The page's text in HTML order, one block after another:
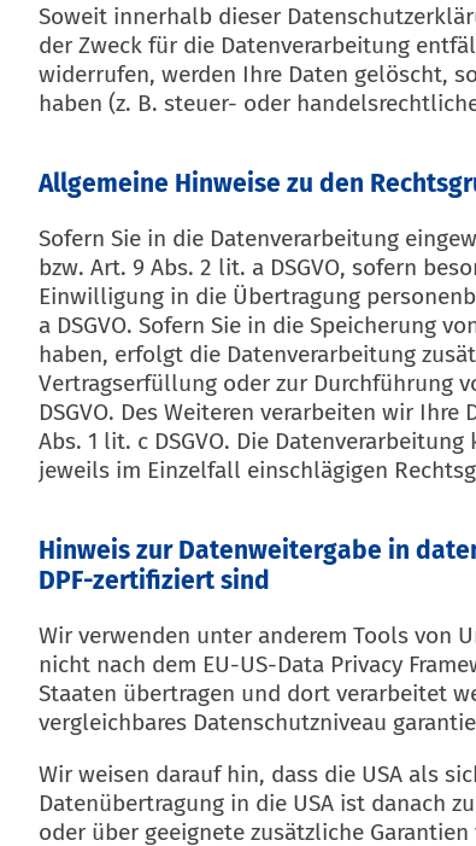
Soweit innerhalb dieser
der Zweck für die Datenverarbeitung
widerrufen, werden Ihre Daten gelöscht,
haben (z. B. steuer- oder
Allgemeine Hinweise zu den
Sofern Sie in die Datenverarbeitung
bzw. Art. 9 Abs. 2 lit. a DSGVO, sofern
Einwilligung in die Übertragung
a DSGVO. Sofern Sie in die Speicherung
haben, erfolgt die Datenverarbeitung
Vertragserfüllung oder zur Durchführung
DSGVO. Des Weiteren verarbeiten wir
Abs. 1 lit. c DSGVO. Die
jeweils im Einzelfall einschlägigen
Hinweis zur Datenweitergabe in
DPF-zertifiziert sind
Wir verwenden unter anderem Tools von
nicht nach dem EU-US-Data Privacy
Staaten übertragen und dort verarbeitet
vergleichbares Datenschutzniveau
Wir weisen darauf hin, dass die USA als
Datenübertragung in die USA ist danach
oder über geeignete zusätzliche